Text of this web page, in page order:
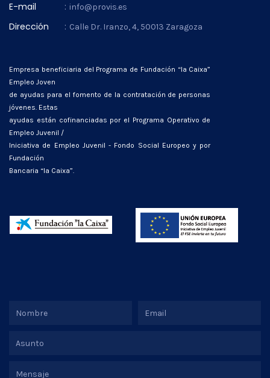
E-mail : info@provis.es
Dirección : Calle Dr. Iranzo, 4, 50013 Zaragoza
Empresa beneficiaria del Programa de Fundación “la Caixa”
Empleo Joven
de ayudas para el fomento de la contratación de personas
jóvenes. Estas
ayudas están cofinanciadas por el Programa Operativo de
Empleo Juvenil /
Iniciativa de Empleo Juvenil - Fondo Social Europeo y por
Fundación
Bancaria “la Caixa”.